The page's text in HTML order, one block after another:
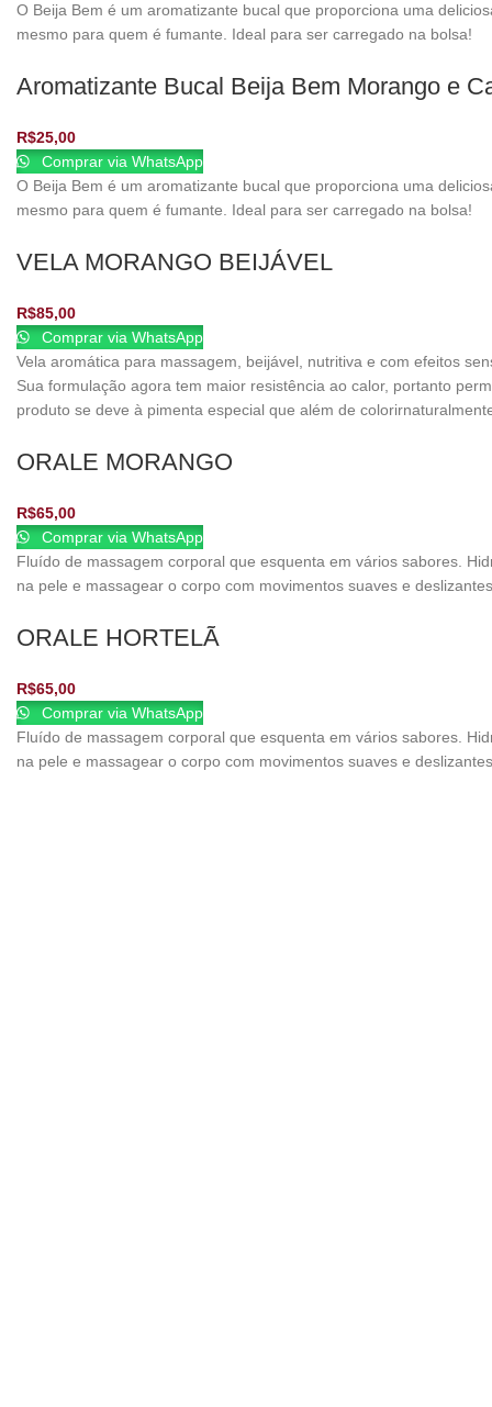
O Beija Bem é um aromatizante bucal que proporciona uma
mesmo para quem é fumante. Ideal para ser carregado na bolsa!
Aromatizante Bucal Beija Bem Morango e
R$25,00
Comprar via WhatsApp
O Beija Bem é um aromatizante bucal que proporciona uma
mesmo para quem é fumante. Ideal para ser carregado na bolsa!
VELA MORANGO BEIJÁVEL
R$85,00
Comprar via WhatsApp
Vela aromática para massagem, beijável, nutritiva e com efeitos
Sua formulação agora tem maior resistência ao calor, portanto
produto se deve à pimenta especial que além de
ORALE MORANGO
R$65,00
Comprar via WhatsApp
Fluído de massagem corporal que esquenta em vários sabores.
na pele e massagear o corpo com movimentos suaves e deslizantes.
ORALE HORTELÃ
R$65,00
Comprar via WhatsApp
Fluído de massagem corporal que esquenta em vários sabores.
na pele e massagear o corpo com movimentos suaves e deslizantes.